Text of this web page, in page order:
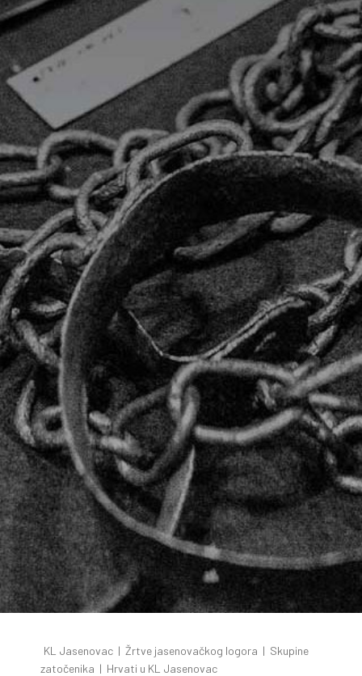
KL Jasenovac | Žrtve jasenovačkog logora | Skupine
zatočenika | Hrvati u KL Jasenovac